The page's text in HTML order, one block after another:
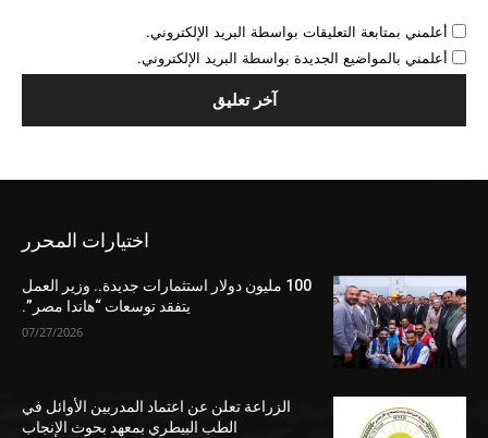
أعلمني بمتابعة التعليقات بواسطة البريد الإلكتروني.
أعلمني بالمواضيع الجديدة بواسطة البريد الإلكتروني.
اختيارات المحرر
100 مليون دولار استثمارات جديدة.. وزير العمل
يتفقد توسعات “هاندا مصر”.
07/27/2026
الزراعة تعلن عن اعتماد المدربين الأوائل في
الطب البيطري بمعهد بحوث الإنجاب